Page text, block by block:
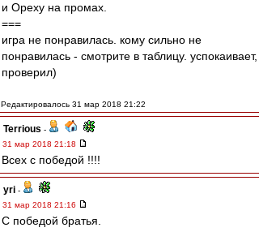
и Ореху на промах.
===
игра не понравилась. кому сильно не
понравилась - смотрите в таблицу. успокаивает,
проверил)
Редактировалось 31 мар 2018 21:22
Terrious -
31 мар 2018 21:18
Всех с победой !!!!
yri -
31 мар 2018 21:16
С победой братья.